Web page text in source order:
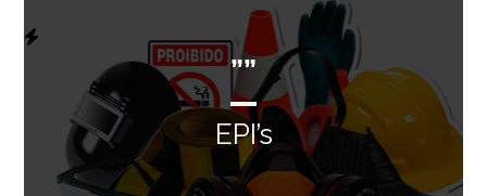
””
EPI’s